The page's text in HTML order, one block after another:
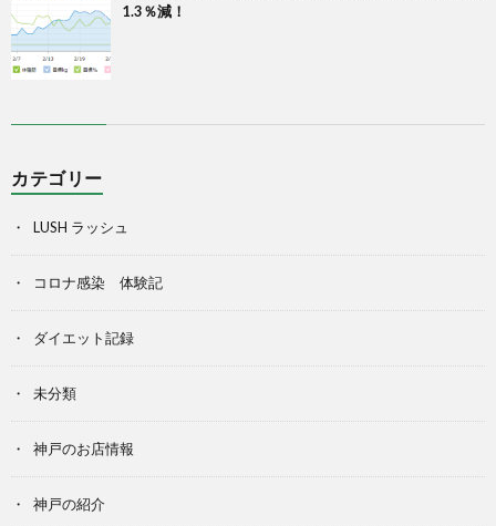
1.3％減！
カテゴリー
LUSH ラッシュ
コロナ感染 体験記
ダイエット記録
未分類
神戸のお店情報
神戸の紹介